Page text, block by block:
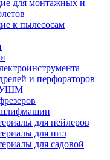
для монтажных и
к пылесосам
и перфораторов
УШМ
шлифмашин
для нейлеров
для пил
для садовой